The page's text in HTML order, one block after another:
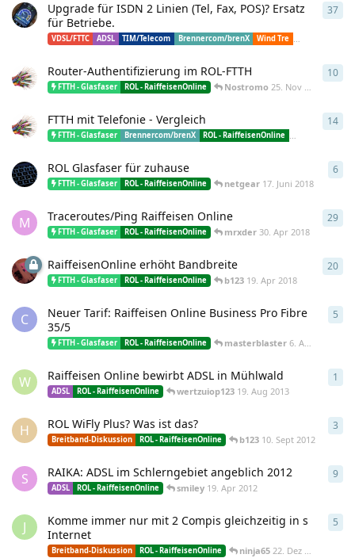
Upgrade für ISDN 2 Linien (Tel, Fax, POS)? Ersatz
für Betriebe.
VDSL/FTTC ADSL TIM/Telecom Brennercom/brenX Wind Tre
37
Router-Authentifizierung im ROL-FTTH
FTTH - Glasfaser ROL - RaiffeisenOnline Nostromo 25. Nov 2018
10
FTTH mit Telefonie - Vergleich
FTTH - Glasfaser Brennercom/brenX ROL - RaiffeisenOnline
14
ROL Glasfaser für zuhause
FTTH - Glasfaser ROL - RaiffeisenOnline netgear 17. Juni 2018
6
M Traceroutes/Ping Raiffeisen Online
FTTH - Glasfaser ROL - RaiffeisenOnline mrxder 30. Apr 2018
29
RaiffeisenOnline erhöht Bandbreite
FTTH - Glasfaser ROL - RaiffeisenOnline b123 19. Apr 2018
20
C
Neuer Tarif: Raiffeisen Online Business Pro Fibre
35/5
FTTH - Glasfaser ROL - RaiffeisenOnline masterblaster 6. Apr 2015
5
W Raiffeisen Online bewirbt ADSL in Mühlwald
ADSL ROL - RaiffeisenOnline wertzuiop123 19. Aug 2013
1
H ROL WiFly Plus? Was ist das?
Breitband-Diskussion ROL - RaiffeisenOnline b123 10. Sept 2012
3
S RAIKA: ADSL im Schlerngebiet angeblich 2012
ADSL ROL - RaiffeisenOnline smiley 19. Apr 2012
9
J
Komme immer nur mit 2 Compis gleichzeitig in s
Internet
Breitband-Diskussion ROL - RaiffeisenOnline ninja65 22. Dez 2010
5